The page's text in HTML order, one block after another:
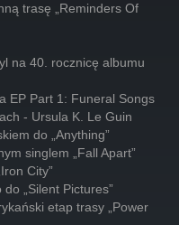
trasę „Reminders Of
na 40. rocznicę albumu
EP Part 1: Funeral Songs
- Ursula K. Le Guin
do „Anything”
singlem „Fall Apart”
City”
„Silent Pictures”
etap trasy „Power